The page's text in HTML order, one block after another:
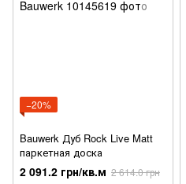
−20%
Bauwerk Дуб Rock Live Matt
паркетная доска
2 091.2 грн/кв.м 2 614.0 грн